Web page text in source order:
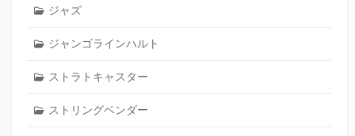
ジャズ
ジャンゴラインハルト
ストラトキャスター
ストリングベンダー